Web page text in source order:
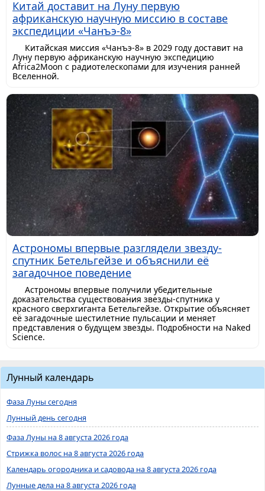
Китай доставит на Луну первую
африканскую научную миссию в составе
экспедиции «Чанъэ-8»
Китайская миссия «Чанъэ-8» в 2029 году доставит на
Луну первую африканскую научную экспедицию
Africa2Moon с радиотелескопами для изучения ранней
Вселенной.
Астрономы впервые разглядели звезду-
спутник Бетельгейзе и объяснили её
загадочное поведение
Астрономы впервые получили убедительные
доказательства существования звезды-спутника у
красного сверхгиганта Бетельгейзе. Открытие объясняет
её загадочные шестилетние пульсации и меняет
представления о будущем звезды. Подробности на Naked
Science.
Лунный календарь
Фаза Луны сегодня
Лунный день сегодня
Фаза Луны на 8 августа 2026 года
Стрижка волос на 8 августа 2026 года
Календарь огородника и садовода на 8 августа 2026 года
Лунные дела на 8 августа 2026 года